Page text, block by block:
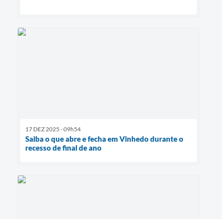
17 DEZ 2025 - 09h54
Saiba o que abre e fecha em Vinhedo durante o
recesso de final de ano